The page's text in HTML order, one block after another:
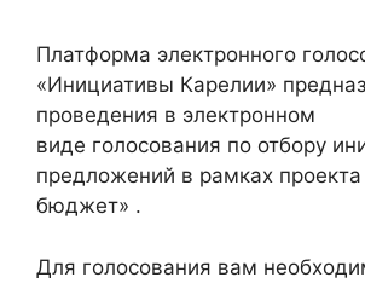
Платформа электронного
«Инициативы Карелии»
проведения в электронном
виде голосования по отбору
предложений в рамках
бюджет» .
Для голосования вам